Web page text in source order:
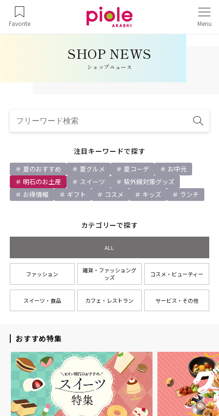
Favorite Menu
ショップニュース
注目キーワードで探す
夏のおすすめ 夏グルメ 夏コーデ
お中元
明石のお土産
スイーツ
紫外線対策グッズ
お得情報
ギフト コスメ キッズ ランチ
カテゴリーで探す
ALL
ファッション
雑貨・ファッショング
ッズ
コスメ・ビューティー
スイーツ・食品 カフェ・レストラン サービス・その他
おすすめ特集